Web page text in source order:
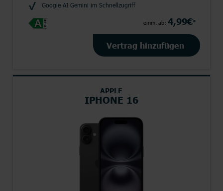
Google AI Gemini im Schnellzugriff
einm. ab: 4,99€*
Vertrag hinzufügen
APPLE
IPHONE 16